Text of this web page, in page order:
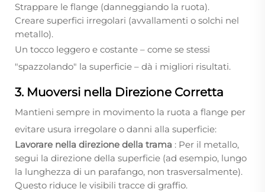
Strappare le flange (danneggiando la ruota).
Creare superfici irregolari (avvallamenti o solchi nel
metallo).
Un tocco leggero e costante – come se stessi
"spazzolando" la superficie – dà i migliori risultati.
3. Muoversi nella Direzione Corretta
Mantieni sempre in movimento la ruota a flange per
evitare usura irregolare o danni alla superficie:
Lavorare nella direzione della trama : Per il metallo,
segui la direzione della superficie (ad esempio, lungo
la lunghezza di un parafango, non trasversalmente).
Questo riduce le visibili tracce di graffio.